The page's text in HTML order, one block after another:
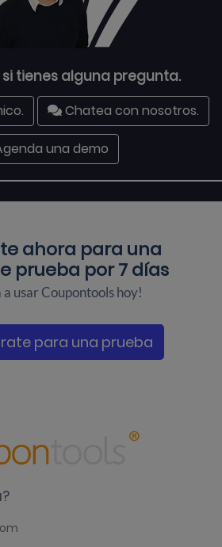
tienes alguna pregunta.
Chatea con nosotros.
una demo
ahora para una
prueba por 7 días
a usar Coupontools hoy!
para una prueba